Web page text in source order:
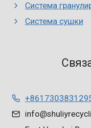
Система
Система сушки